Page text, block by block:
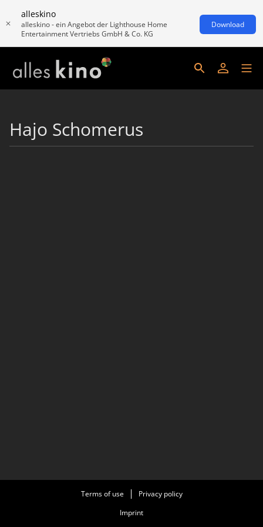
alleskino
alleskino - ein Angebot der Lighthouse Home
Entertainment Vertriebs GmbH & Co. KG
Download
Hajo Schomerus
Terms of use
Privacy policy
Imprint